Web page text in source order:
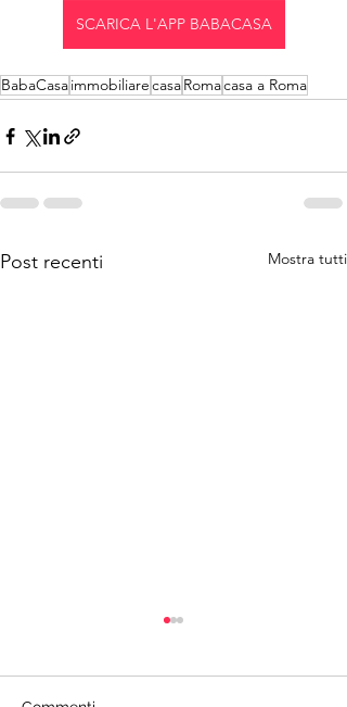
SCARICA L'APP BABACASA
BabaCasaimmobiliarecasaRomacasa a Roma
Post recenti Mostra tutti